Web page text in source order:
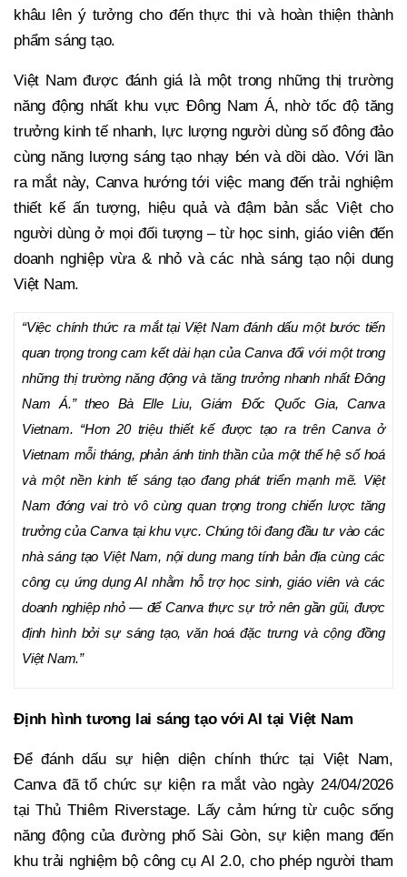
khâu lên ý tưởng cho đến thực thi và hoàn thiện thành
phẩm sáng tạo.
Việt Nam được đánh giá là một trong những thị trường
năng động nhất khu vực Đông Nam Á, nhờ tốc độ tăng
trưởng kinh tế nhanh, lực lượng người dùng số đông đảo
cùng năng lượng sáng tạo nhạy bén và dồi dào. Với lần
ra mắt này, Canva hướng tới việc mang đến trải nghiệm
thiết kế ấn tượng, hiệu quả và đậm bản sắc Việt cho
người dùng ở mọi đối tượng – từ học sinh, giáo viên đến
doanh nghiệp vừa & nhỏ và các nhà sáng tạo nội dung
Việt Nam.
“Việc chính thức ra mắt tại Việt Nam đánh dấu một bước tiến
quan trọng trong cam kết dài hạn của Canva đối với một trong
những thị trường năng động và tăng trưởng nhanh nhất Đông
Nam Á.” theo Bà Elle Liu, Giám Đốc Quốc Gia, Canva
Vietnam. “Hơn 20 triệu thiết kế được tạo ra trên Canva ở
Vietnam mỗi tháng, phản ánh tinh thần của một thế hệ số hoá
và một nền kinh tế sáng tạo đang phát triển mạnh mẽ. Việt
Nam đóng vai trò vô cùng quan trọng trong chiến lược tăng
trưởng của Canva tại khu vực. Chúng tôi đang đầu tư vào các
nhà sáng tạo Việt Nam, nội dung mang tính bản địa cùng các
công cụ ứng dụng AI nhằm hỗ trợ học sinh, giáo viên và các
doanh nghiệp nhỏ — để Canva thực sự trở nên gần gũi, được
định hình bởi sự sáng tạo, văn hoá đặc trưng và cộng đồng
Việt Nam.”
Định hình tương lai sáng tạo với AI tại Việt Nam
Để đánh dấu sự hiện diện chính thức tại Việt Nam,
Canva đã tổ chức sự kiện ra mắt vào ngày 24/04/2026
tại Thủ Thiêm Riverstage. Lấy cảm hứng từ cuộc sống
năng động của đường phố Sài Gòn, sự kiện mang đến
khu trải nghiệm bộ công cụ AI 2.0, cho phép người tham